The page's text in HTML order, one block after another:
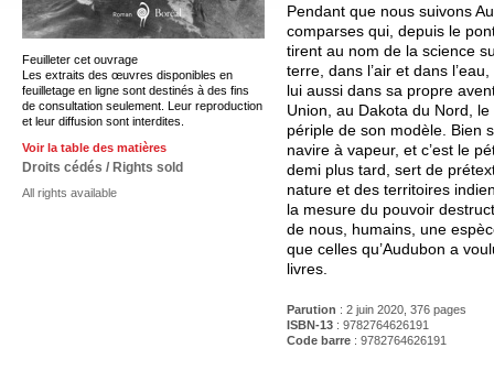
Feuilleter cet ouvrage
Les extraits des œuvres disponibles en
feuilletage en ligne sont destinés à des fins
de consultation seulement. Leur reproduction
et leur diffusion sont interdites.
Voir la table des matières
Droits cédés / Rights sold
All rights available
Pendant que nous suivons
comparses qui, depuis le
tirent au nom de la science
terre, dans l’air et dans
lui aussi dans sa propre
Union, au Dakota du Nord,
périple de son modèle. Bien
navire à vapeur, et c’est le
demi plus tard, sert de
nature et des territoires
la mesure du pouvoir
de nous, humains, une
que celles qu’Audubon a
livres.
Parution : 2 juin 2020, 376 pages
ISBN-13 : 9782764626191
Code barre : 9782764626191